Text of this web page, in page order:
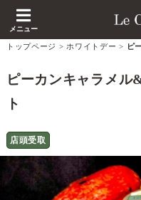
メニュー
トップページ > ホワイトデー > ピ
ピーカンキャラメル
ト
店頭受取